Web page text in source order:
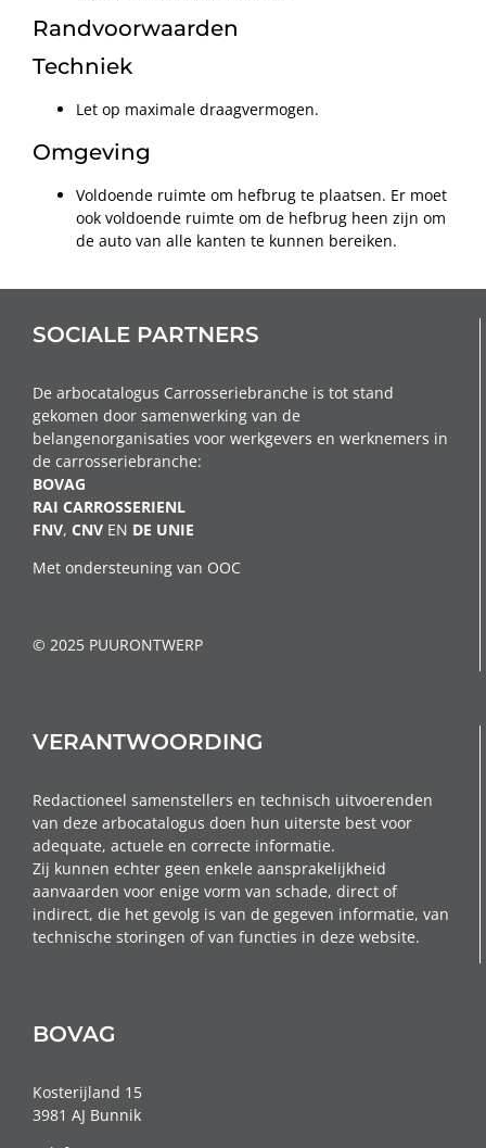
Randvoorwaarden
Techniek
Let op maximale draagvermogen.
Omgeving
Voldoende ruimte om hefbrug te plaatsen. Er moet
ook voldoende ruimte om de hefbrug heen zijn om
de auto van alle kanten te kunnen bereiken.
SOCIALE PARTNERS
De arbocatalogus Carrosseriebranche is tot stand
gekomen door samenwerking van de
belangenorganisaties voor werkgevers en werknemers in
de carrosseriebranche:
BOVAG
RAI CARROSSERIENL
FNV, CNV EN DE UNIE
Met ondersteuning van OOC
© 2025 PUURONTWERP
VERANTWOORDING
Redactioneel samenstellers en technisch uitvoerenden
van deze arbocatalogus doen hun uiterste best voor
adequate, actuele en correcte informatie.
Zij kunnen echter geen enkele aansprakelijkheid
aanvaarden voor enige vorm van schade, direct of
indirect, die het gevolg is van de gegeven informatie, van
technische storingen of van functies in deze website.
BOVAG
Kosterijland 15
3981 AJ Bunnik